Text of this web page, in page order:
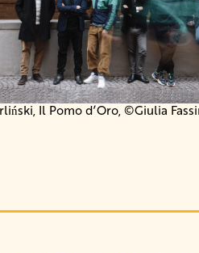
Il Pomo d’Oro, ©Giulia